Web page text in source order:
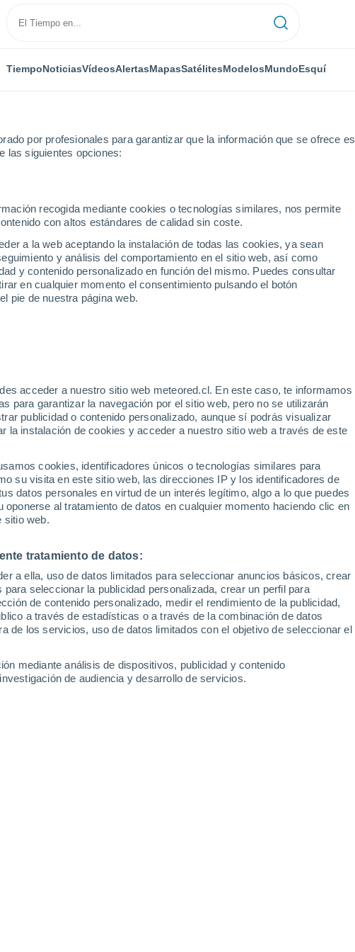
por profesionales para garantizar que la información que se ofrece es
las siguientes opciones:
recogida mediante cookies o tecnologías similares, nos permite
con altos estándares de calidad sin coste.
a la web aceptando la instalación de todas las cookies, ya sean
y análisis del comportamiento en el sitio web, así como
y contenido personalizado en función del mismo. Puedes consultar
en cualquier momento el consentimiento pulsando el botón
pie de nuestra página web.
acceder a nuestro sitio web meteored.cl. En este caso, te informamos
para garantizar la navegación por el sitio web, pero no se utilizarán
publicidad o contenido personalizado, aunque sí podrás visualizar
la instalación de cookies y acceder a nuestro sitio web a través de este
cookies, identificadores únicos o tecnologías similares para
su visita en este sitio web, las direcciones IP y los identificadores de
datos personales en virtud de un interés legítimo, algo a lo que puedes
al tratamiento de datos en cualquier momento haciendo clic en
sitio web.
tratamiento de datos:
a ella, uso de datos limitados para seleccionar anuncios básicos, crear
seleccionar la publicidad personalizada, crear un perfil para
de contenido personalizado, medir el rendimiento de la publicidad,
a través de estadísticas o a través de la combinación de datos
de los servicios, uso de datos limitados con el objetivo de seleccionar el
mediante análisis de dispositivos, publicidad y contenido
de audiencia y desarrollo de servicios.
TiempoNoticiasVídeosAlertasMapasSatélitesModelosMundoEsquí
26°
Rambouillet
26°
Versalles
26°